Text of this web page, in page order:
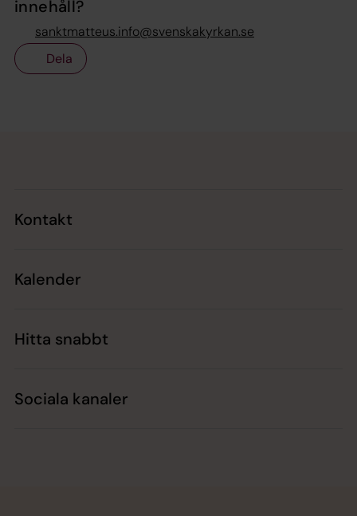
innehåll?
sanktmatteus.info@svenskakyrkan.se
Dela
Kontakt
Kalender
Hitta snabbt
Sociala kanaler